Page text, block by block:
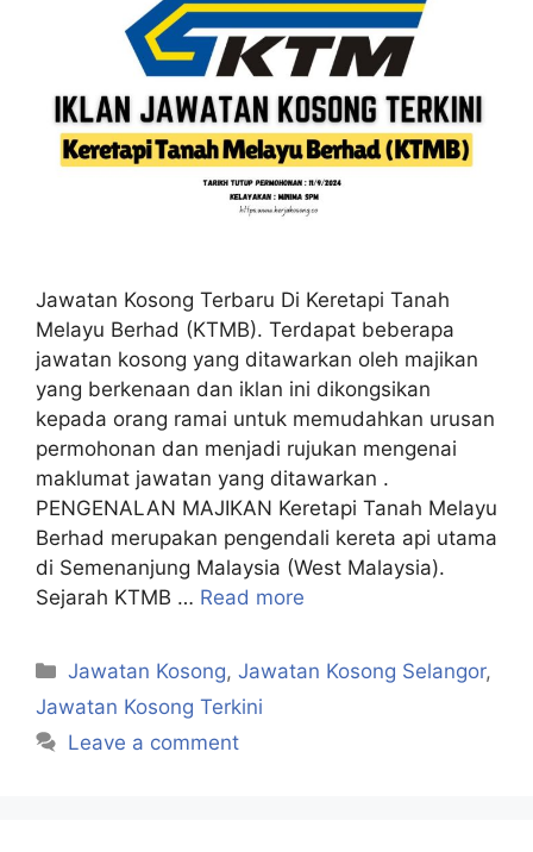
Jawatan Kosong Terbaru Di Keretapi Tanah
Melayu Berhad (KTMB). Terdapat beberapa
jawatan kosong yang ditawarkan oleh majikan
yang berkenaan dan iklan ini dikongsikan
kepada orang ramai untuk memudahkan urusan
permohonan dan menjadi rujukan mengenai
maklumat jawatan yang ditawarkan .
PENGENALAN MAJIKAN Keretapi Tanah Melayu
Berhad merupakan pengendali kereta api utama
di Semenanjung Malaysia (West Malaysia).
Sejarah KTMB … Read more
Categories
Jawatan Kosong,Jawatan Kosong Selangor,
Jawatan Kosong Terkini
Leave a comment